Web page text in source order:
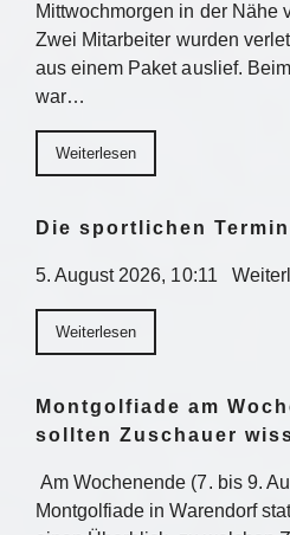
Mittwochmorgen in der Nähe
Zwei Mitarbeiter wurden
aus einem Paket auslief.
war…
Weiterlesen
Die sportlichen
5. August 2026, 10:11
Weiterlesen
Montgolfiade am
sollten Zuschauer
Am Wochenende (7. bis 9.
Montgolfiade in Warendorf